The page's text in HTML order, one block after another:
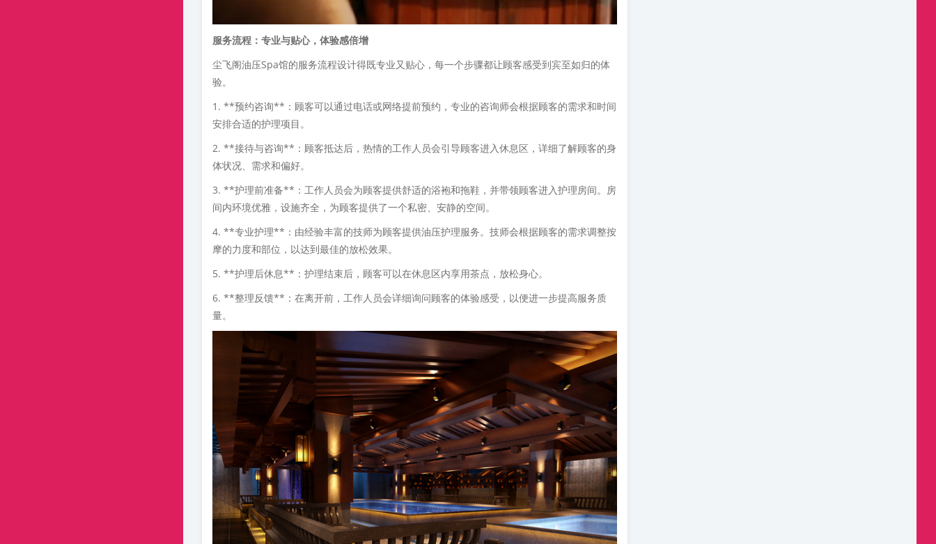
服务流程：专业与贴心，体验感倍增
尘飞阁油压Spa馆的服务流程设计得既专业又贴心，每一个步骤都让顾客感受到宾至如归的体
验。
1. **预约咨询**：顾客可以通过电话或网络提前预约，专业的咨询师会根据顾客的需求和时间
安排合适的护理项目。
2. **接待与咨询**：顾客抵达后，热情的工作人员会引导顾客进入休息区，详细了解顾客的身
体状况、需求和偏好。
3. **护理前准备**：工作人员会为顾客提供舒适的浴袍和拖鞋，并带领顾客进入护理房间。房
间内环境优雅，设施齐全，为顾客提供了一个私密、安静的空间。
4. **专业护理**：由经验丰富的技师为顾客提供油压护理服务。技师会根据顾客的需求调整按
摩的力度和部位，以达到最佳的放松效果。
5. **护理后休息**：护理结束后，顾客可以在休息区内享用茶点，放松身心。
6. **整理反馈**：在离开前，工作人员会详细询问顾客的体验感受，以便进一步提高服务质
量。